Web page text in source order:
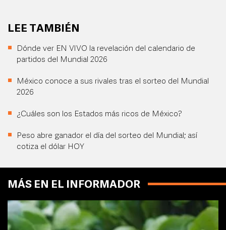
LEE TAMBIÉN
Dónde ver EN VIVO la revelación del calendario de
partidos del Mundial 2026
México conoce a sus rivales tras el sorteo del Mundial
2026
¿Cuáles son los Estados más ricos de México?
Peso abre ganador el día del sorteo del Mundial; así
cotiza el dólar HOY
MÁS EN EL INFORMADOR